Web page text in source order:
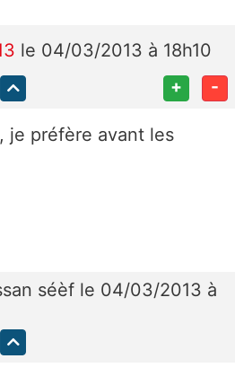
le 04/03/2013 à 18h10
+ -
je préfère avant les
séèf le 04/03/2013 à